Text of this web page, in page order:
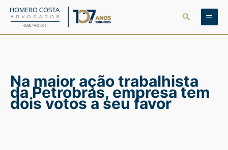
para
Pesquisar
Na maior ação trabalhista
da Petrobras, empresa tem
dois votos a seu favor